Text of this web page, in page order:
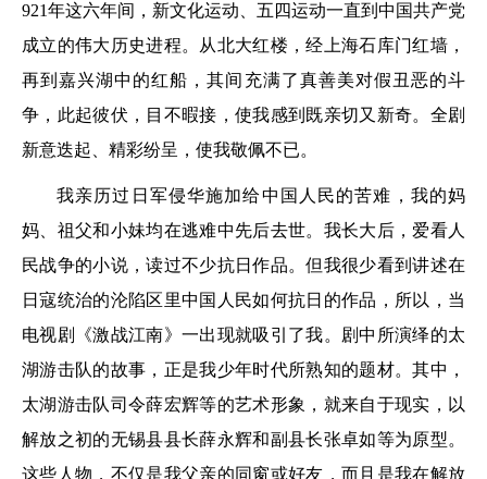
921年这六年间，新文化运动、五四运动一直到中国共产党
成立的伟大历史进程。从北大红楼，经上海石库门红墙，
再到嘉兴湖中的红船，其间充满了真善美对假丑恶的斗
争，此起彼伏，目不暇接，使我感到既亲切又新奇。全剧
新意迭起、精彩纷呈，使我敬佩不已。
我亲历过日军侵华施加给中国人民的苦难，我的妈
妈、祖父和小妹均在逃难中先后去世。我长大后，爱看人
民战争的小说，读过不少抗日作品。但我很少看到讲述在
日寇统治的沦陷区里中国人民如何抗日的作品，所以，当
电视剧《激战江南》一出现就吸引了我。剧中所演绎的太
湖游击队的故事，正是我少年时代所熟知的题材。其中，
太湖游击队司令薛宏辉等的艺术形象，就来自于现实，以
解放之初的无锡县县长薛永辉和副县长张卓如等为原型。
这些人物，不仅是我父亲的同窗或好友，而且是我在解放